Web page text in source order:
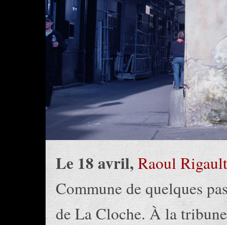
Le 18 avril, Raoul
Commune de quelques
de La Cloche. À la